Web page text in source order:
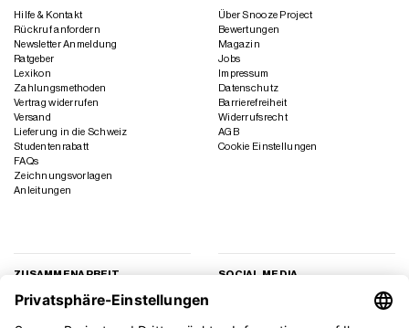
Hilfe & Kontakt
Rückruf anfordern
Newsletter Anmeldung
Ratgeber
Lexikon
Zahlungsmethoden
Vertrag widerrufen
Versand
Lieferung in die Schweiz
Studentenrabatt
FAQs
Zeichnungsvorlagen
Anleitungen
Über Snooze Project
Bewertungen
Magazin
Jobs
Impressum
Datenschutz
Barrierefreiheit
Widerrufsrecht
AGB
Cookie Einstellungen
ZUSAMMENARBEIT
Geschäftskunden
SOCIAL MEDIA